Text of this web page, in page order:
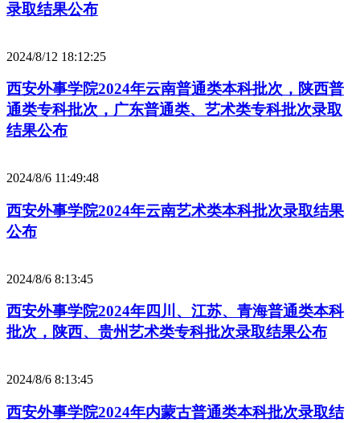
录取结果公布
2024/8/12 18:12:25
西安外事学院2024年云南普通类本科批次，陕西普
通类专科批次，广东普通类、艺术类专科批次录取
结果公布
2024/8/6 11:49:48
西安外事学院2024年云南艺术类本科批次录取结果
公布
2024/8/6 8:13:45
西安外事学院2024年四川、江苏、青海普通类本科
批次，陕西、贵州艺术类专科批次录取结果公布
2024/8/6 8:13:45
西安外事学院2024年内蒙古普通类本科批次录取结